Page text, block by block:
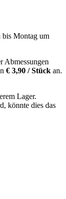
bis Montag um
Abmessungen
€ 3,90 / Stück an.
Lager.
könnte dies das